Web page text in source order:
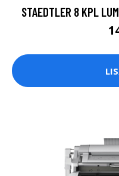
STAEDTLER 8 KPL